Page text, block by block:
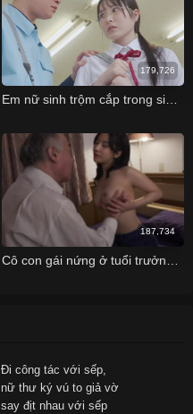
Em nữ sinh trộm cắp trong siêu thị bị bắt gặp và cái kết
179,726
Cô con gái nứng ở tuổi trưởng thành “yêu” bố già… không cùng huyết thống
187,734
Đi công tác với sếp,
nữ thư ký vú to giả vờ
say địt nhau với sếp